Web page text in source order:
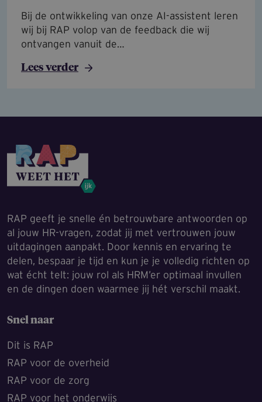
Bij de ontwikkeling van onze AI-assistent leren
wij bij RAP volop van de feedback die wij
ontvangen vanuit de…
Lees verder
RAP geeft je snelle én betrouwbare antwoorden op
al jouw HR-vragen, zodat jij met vertrouwen jouw
uitdagingen aanpakt. Door kennis en ervaring te
delen, bespaar je tijd en kun je je volledig richten op
wat écht telt: jouw rol als HRM’er optimaal invullen
en de dingen doen waarmee jij hét verschil maakt.
Snel naar
Dit is RAP
RAP voor de overheid
RAP voor de zorg
RAP voor het onderwijs